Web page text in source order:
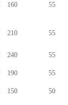
160 55
210 55
240 55
190 55
150 50